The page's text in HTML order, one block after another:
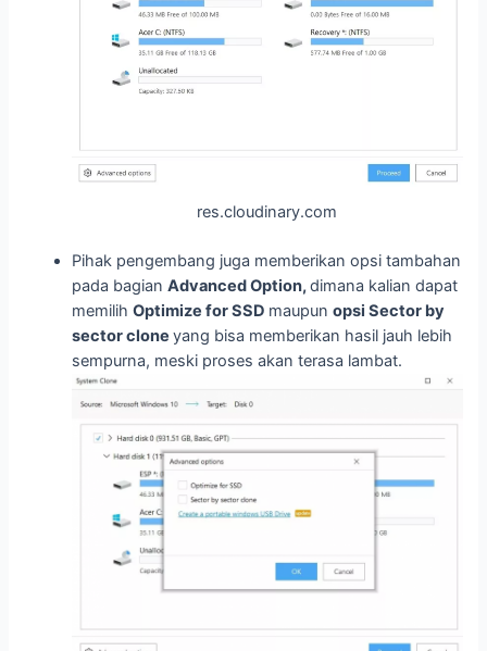
res.cloudinary.com
Pihak pengembang juga memberikan opsi tambahan
pada bagianAdvanced Option,dimana kalian dapat
memilihOptimize for SSD maupunopsi Sector by
sector cloneyang bisa memberikan hasil jauh lebih
sempurna, meski proses akan terasa lambat.